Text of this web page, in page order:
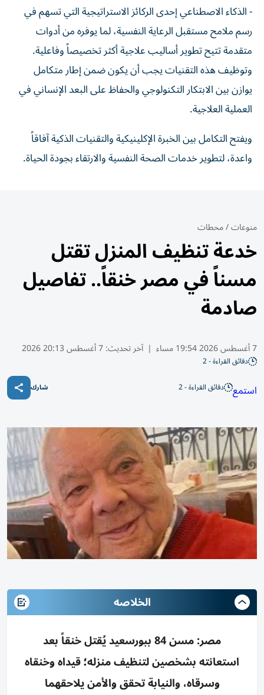
- الذكاء الاصطناعي إحدى الركائز الاستراتيجية التي تسهم في
رسم ملامح مستقبل الرعاية النفسية، لما يوفره من أدوات
متقدمة تتيح تطوير أساليب علاجية أكثر تخصيصاً وفاعلية.
وتوظيف هذه التقنيات يجب أن يكون ضمن إطار متكامل
يوازن بين الابتكار التكنولوجي والحفاظ على البعد الإنساني في
العملية العلاجية.
ويفتح التكامل بين الخبرة الإكلينيكية والتقنيات الذكية آفاقاً
واعدة، لتطوير خدمات الصحة النفسية والارتقاء بجودة الحياة.
منوعات/محطات
خدعة تنظيف المنزل تقتل
مسناً في مصر خنقاً.. تفاصيل
صادمة
7 أغسطس 2026 19:54 مساء | آخر تحديث:7 أغسطس 20:13 2026
دقائق القراءة - 2
استمع دقائق القراءة - 2 شارك
الخلاصه
مصر: مسن 84 ببورسعيد يُقتل خنقاً بعد
استعانته بشخصين لتنظيف منزله؛ قيداه وخنقاه
وسرقاه، والنيابة تحقق والأمن يلاحقهما